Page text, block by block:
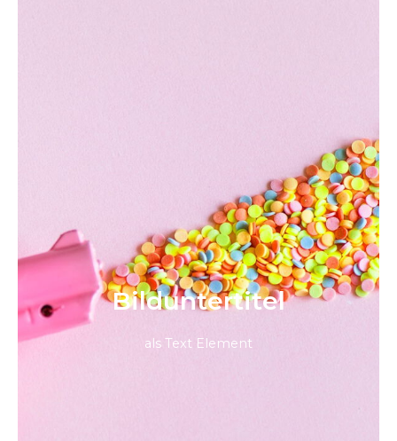
Bild­unter­titel
als Text Element